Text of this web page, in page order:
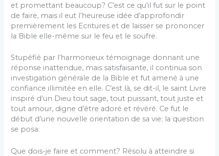
et promettant beaucoup? C’est ce qu’il fut sur le point
de faire, mais il eut l’heureuse idée d’approfondir
premièrement les Ecritures et de laisser se prononcer
la Bible elle-même sur le feu et le soufre.
Stupéfié par l’harmonieux témoignage donnant une
réponse inattendue, mais satisfaisante, il continua son
investigation générale de la Bible et fut amené à une
confiance illimitée en elle. C’est là, se dit-il, le saint Livre
inspiré d’un Dieu tout sage, tout puissant, tout juste et
tout amour, digne d’être adoré et révéré. Ce fut le
début d’une nouvelle orientation de sa vie; la question
se posa:
Que dois-je faire et comment? Résolu à atteindre si